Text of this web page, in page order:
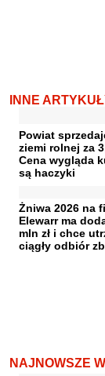
INNE
Powiat
ziemi rolnej za
Cena wygląda
są haczyki
Żniwa 2026 na
Elewarr ma
mln zł i chce
ciągły odbiór
NAJNOWSZE